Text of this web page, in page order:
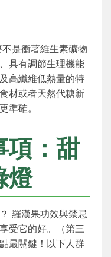
是衝著維生素礦物
具有調節生理機能
高纖維低熱量的特
材或者天然代糖新
準確。
項：甜
燈
羅漢果功效與禁忌
受它的好。（第三
最關鍵！以下人群